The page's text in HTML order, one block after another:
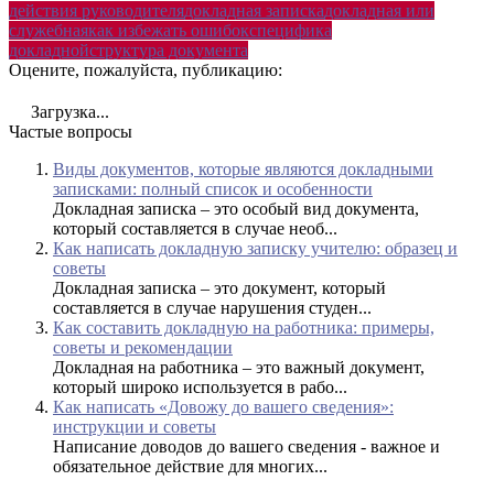
действия руководителядокладная запискадокладная или
служебнаякак избежать ошибокспецифика
докладнойструктура документа
Оцените, пожалуйста, публикацию:
Загрузка...
Частые вопросы
Виды документов, которые являются докладными
записками: полный список и особенности
Докладная записка – это особый вид документа,
который составляется в случае необ...
Как написать докладную записку учителю: образец и
советы
Докладная записка – это документ, который
составляется в случае нарушения студен...
Как составить докладную на работника: примеры,
советы и рекомендации
Докладная на работника – это важный документ,
который широко используется в рабо...
Как написать «Довожу до вашего сведения»:
инструкции и советы
Написание доводов до вашего сведения - важное и
обязательное действие для многих...